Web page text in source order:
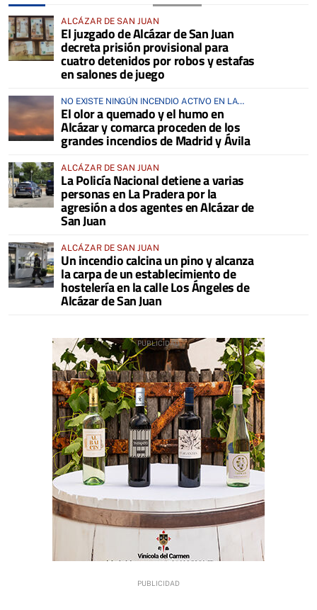
ALCÁZAR DE SAN JUAN
El juzgado de Alcázar de San Juan
decreta prisión provisional para
cuatro detenidos por robos y estafas
en salones de juego
NO EXISTE NINGÚN INCENDIO ACTIVO EN LA
COMARCA
El olor a quemado y el humo en
Alcázar y comarca proceden de los
grandes incendios de Madrid y Ávila
ALCÁZAR DE SAN JUAN
La Policía Nacional detiene a varias
personas en La Pradera por la
agresión a dos agentes en Alcázar de
San Juan
ALCÁZAR DE SAN JUAN
Un incendio calcina un pino y alcanza
la carpa de un establecimiento de
hostelería en la calle Los Ángeles de
Alcázar de San Juan